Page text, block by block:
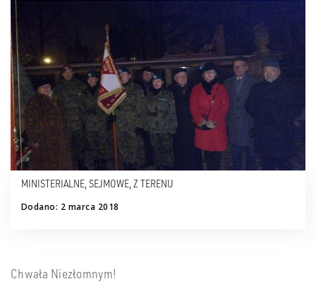
MINISTERIALNE, SEJMOWE, Z TERENU
Dodano: 2 marca 2018
Chwała Niezłomnym!